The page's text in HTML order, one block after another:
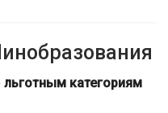
льготным категориям